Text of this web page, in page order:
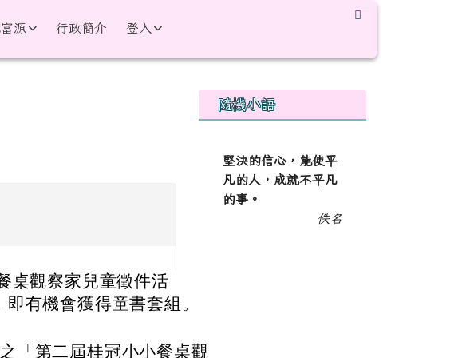
源 行政簡介 登入
桌觀察家兒童徵件活
有機會獲得童書套組。
「第二屆桂冠小小餐桌觀
右邊區域內容
隨機小語
堅決的信心，能使平
凡的人，成就不平凡
的事。
佚名